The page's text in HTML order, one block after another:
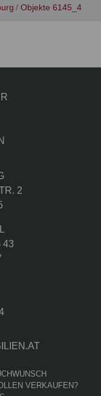
Objekte 6145_4
2
43
VERKAUFEN?